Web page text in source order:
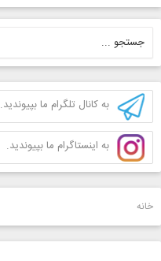
به کانال تلگرام ما بپیوندید.
به اینستاگرام ما بپیوندید.
خانه